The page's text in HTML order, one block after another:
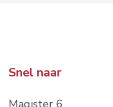
Snel naar
Magister 6